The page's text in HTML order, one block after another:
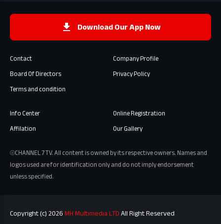
Download Our App Now
Contact
Company Profile
Board Of Directors
Privacy Policy
Terms and condition
Info Center
Online Registration
Affilation
Our Gallery
⦾CHANNEL 7 TV. All content is owned by its respective owners. Names and
logos used are for identification only and do not imply endorsement
unless specified.
Copyright (c) 2026MH Multimedia LTDAll Right Reserved